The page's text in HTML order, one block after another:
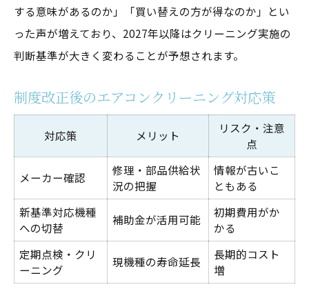
エアコンクリーニングと買い替え時期の比
較表
2027年問題に備える賢いエアコンクリーニング
2027年問題に備えた対策早見表
エアコンクリーニングで長寿命を実現する
2027年問題を見据えた維持管理のコツ
エアコンクリーニングの失敗事例と対策
賢く備えるエアコンクリーニングのポイン
ト
する意味があるのか」「買い替えの方が得なのか」とい
った声が増えており、2027年以降はクリーニング実施の
判断基準が大きく変わることが予想されます。
制度改正後のエアコンクリーニング対応策
対応策 メリット
リスク・注意
点
メーカー確認
修理・部品供給状
況の把握
情報が古いこ
ともある
新基準対応機種
への切替
補助金が活用可能
初期費用がか
かる
定期点検・クリ
ーニング
現機種の寿命延長
長期的コスト
増